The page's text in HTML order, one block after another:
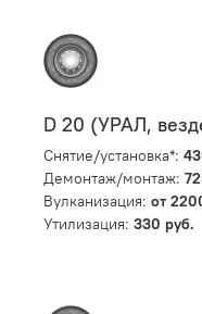
D 20 (УРАЛ,
Снятие/установка*:
Демонтаж/монтаж:
Вулканизация: от
Утилизация: 330 руб.